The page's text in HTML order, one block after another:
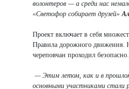
волонтеров — а среди нас
«Светофор собирает друзей»
Проект включает в себя
Правила дорожного движения.
череповчан проходил безопасно.
— Этим летом, как и в прошлом
основными участниками стали